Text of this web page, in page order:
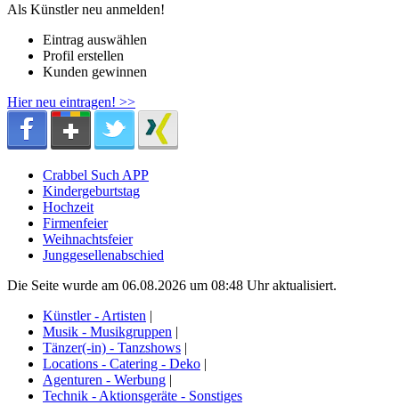
Als Künstler neu anmelden!
Eintrag auswählen
Profil erstellen
Kunden gewinnen
Hier neu eintragen! >>
Crabbel Such APP
Kindergeburtstag
Hochzeit
Firmenfeier
Weihnachtsfeier
Junggesellenabschied
Die Seite wurde am 06.08.2026 um 08:48 Uhr aktualisiert.
Künstler - Artisten |
Musik - Musikgruppen |
Tänzer(-in) - Tanzshows |
Locations - Catering - Deko |
Agenturen - Werbung |
Technik - Aktionsgeräte - Sonstiges